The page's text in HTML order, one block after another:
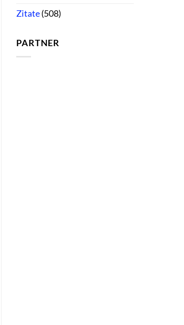
Zitate(508)
PARTNER